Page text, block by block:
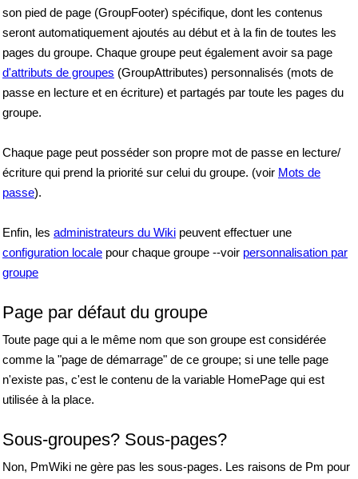
son pied de page (GroupFooter) spécifique, dont les contenus
seront automatiquement ajoutés au début et à la fin de toutes les
pages du groupe. Chaque groupe peut également avoir sa page
d'attributs de groupes (GroupAttributes) personnalisés (mots de
passe en lecture et en écriture) et partagés par toute les pages du
groupe.
Chaque page peut posséder son propre mot de passe en lecture/
écriture qui prend la priorité sur celui du groupe. (voir Mots de
passe).
Enfin, les administrateurs du Wiki peuvent effectuer une
configuration locale pour chaque groupe --voir personnalisation par
groupe
Page par défaut du groupe
Toute page qui a le même nom que son groupe est considérée
comme la "page de démarrage" de ce groupe; si une telle page
n'existe pas, c'est le contenu de la variable HomePage qui est
utilisée à la place.
Sous-groupes? Sous-pages?
Non, PmWiki ne gère pas les sous-pages. Les raisons de Pm pour